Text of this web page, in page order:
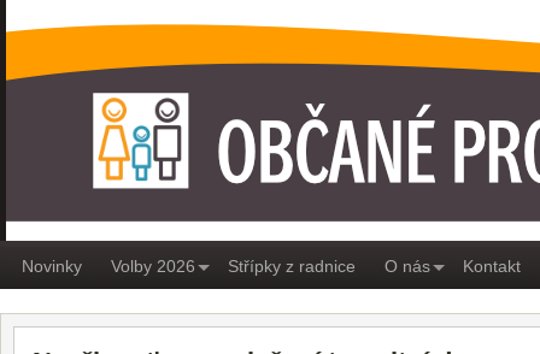
OBČANÉ PRO MEDLÁNKY
Novinky Volby 2026 Střípky z radnice O nás Kontakt